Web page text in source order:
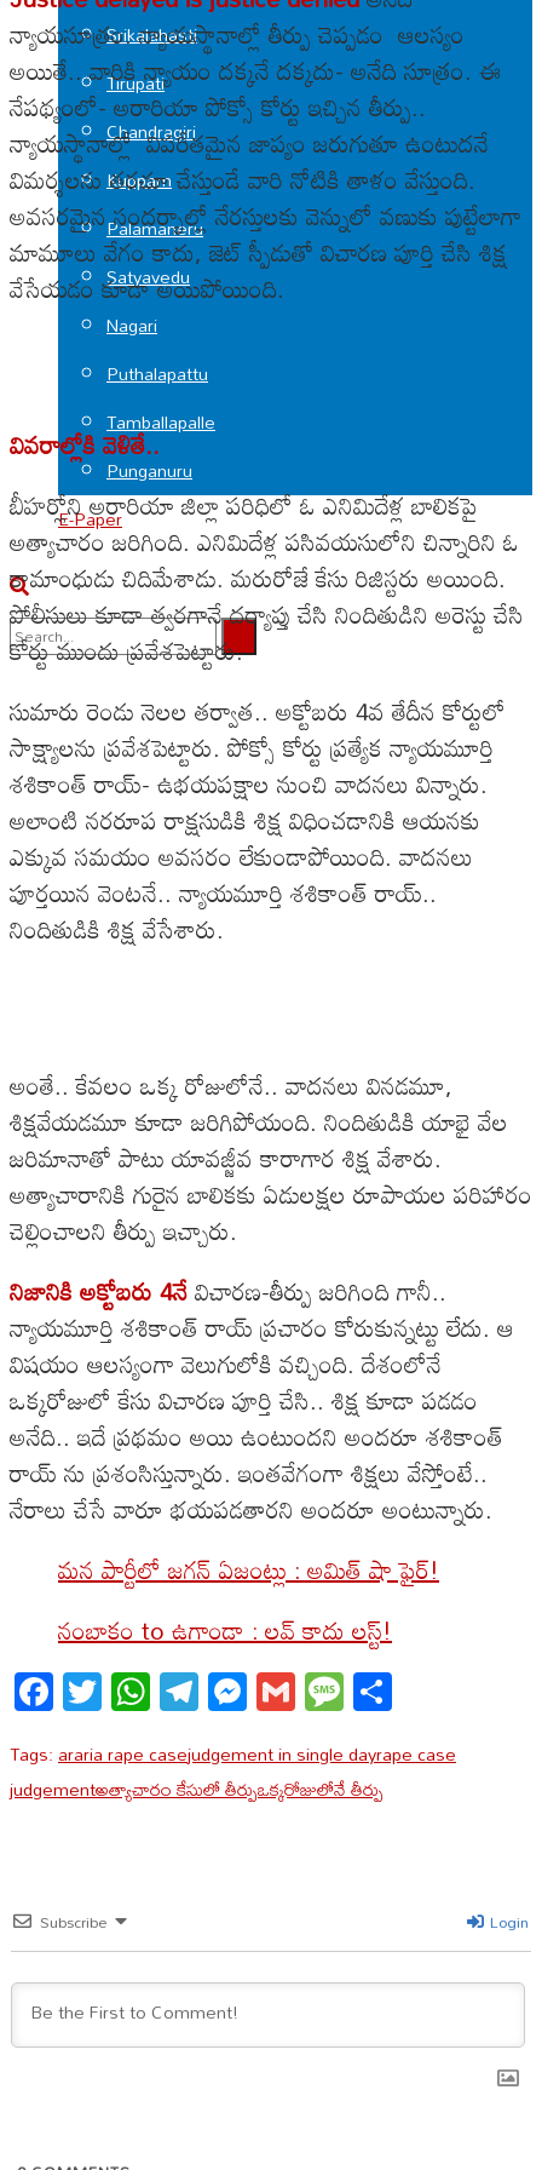
Srikalahasti
Tirupati
Chandragiri
Kuppam
Palamaneru
Satyavedu
Nagari
Puthalapattu
Tamballapalle
Punganuru
E-Paper
View All Result
న్యాయసూత్రం. న్యాయస్థానాల్లో తీర్పు చెప్పడం ఆలస్యం
అయితే.. వారికి న్యాయం దక్కనే దక్కదు- అనేది సూత్రం. ఈ
నేపథ్యంలో- అరారియా పోక్సో కోర్టు ఇచ్చిన తీర్పు..
న్యాయస్థానాల్లో విపరీతమైన జాప్యం జరుగుతూ ఉంటుదనే
విమర్శలను తరచూ చేస్తుండే వారి నోటికి తాళం వేస్తుంది.
అవసరమైన సందర్భాల్లో నేరస్తులకు వెన్నులో వణుకు పుట్టేలాగా
మామూలు వేగం కాదు, జెట్ స్పీడుతో విచారణ పూర్తి చేసి శిక్ష
వేసేయడం కూడా అయిపోయింది.
వివరాల్లోకి వెళితే..
బీహర్లోని అరారియా జిల్లా పరిధిలో ఓ ఎనిమిదేళ్ల బాలికపై
అత్యాచారం జరిగింది. ఎనిమిదేళ్ల పసివయసులోని చిన్నారిని ఓ
కామాంధుడు చిదిమేశాడు. మరురోజే కేసు రిజిస్టరు అయింది.
పోలీసులు కూడా త్వరగానే దర్యాప్తు చేసి నిందితుడిని అరెస్టు చేసి
కోర్టు ముందు ప్రవేశపెట్టారు.
సుమారు రెండు నెలల తర్వాత.. అక్టోబరు 4వ తేదీన కోర్టులో
సాక్ష్యాలను ప్రవేశపెట్టారు. పోక్సో కోర్టు ప్రత్యేక న్యాయమూర్తి
శశికాంత్ రాయ్- ఉభయపక్షాల నుంచి వాదనలు విన్నారు.
అలాంటి నరరూప రాక్షసుడికి శిక్ష విధించడానికి ఆయనకు
ఎక్కువ సమయం అవసరం లేకుండాపోయింది. వాదనలు
పూర్తయిన వెంటనే.. న్యాయమూర్తి శశికాంత్ రాయ్..
నిందితుడికి శిక్ష వేసేశారు.
అంతే.. కేవలం ఒక్క రోజులోనే.. వాదనలు వినడమూ,
శిక్షవేయడమూ కూడా జరిగిపోయంది. నిందితుడికి యాభై వేల
జరిమానాతో పాటు యావజ్జీవ కారాగార శిక్ష వేశారు.
అత్యాచారానికి గురైన బాలికకు ఏడులక్షల రూపాయల పరిహారం
చెల్లించాలని తీర్పు ఇచ్చారు.
నిజానికి అక్టోబరు 4నేవిచారణ-తీర్పు జరిగింది గానీ..
న్యాయమూర్తి శశికాంత్ రాయ్ ప్రచారం కోరుకున్నట్టు లేదు. ఆ
విషయం ఆలస్యంగా వెలుగులోకి వచ్చింది. దేశంలోనే
ఒక్కరోజులో కేసు విచారణ పూర్తి చేసి.. శిక్ష కూడా పడడం
అనేది.. ఇదే ప్రథమం అయి ఉంటుందని అందరూ శశికాంత్
రాయ్ ను ప్రశంసిస్తున్నారు. ఇంతవేగంగా శిక్షలు వేస్తోంటే..
నేరాలు చేసే వారూ భయపడతారని అందరూ అంటున్నారు.
మన పార్టీలో జగన్ ఏజంట్లు : అమిత్ షా ఫైర్!
నంబాకం to ఉగాండా : లవ్ కాదు లస్ట్!
Facebook
Twitter
WhatsApp
Telegram
Messenger
GmailMessage
Tags:araria rape casejudgement in single dayrape case
judgementఅత్యాచారం కేసులో తీర్పుఒక్కరోజులోనే తీర్పు
Subscribe Login